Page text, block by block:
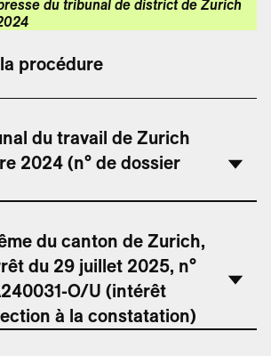
du tribunal de district de Zurich
procédure
du travail de Zurich
2024 (n° de dossier
du canton de Zurich,
du 29 juillet 2025, n°
O/U (intérêt
à la constatation)